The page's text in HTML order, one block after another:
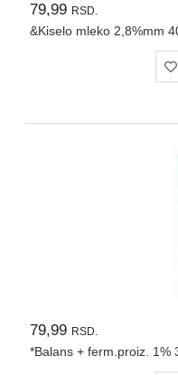
79,99 RSD.
&Kiselo mleko 2,8%mm
79,99 RSD.
*Balans + ferm.proiz. 1%